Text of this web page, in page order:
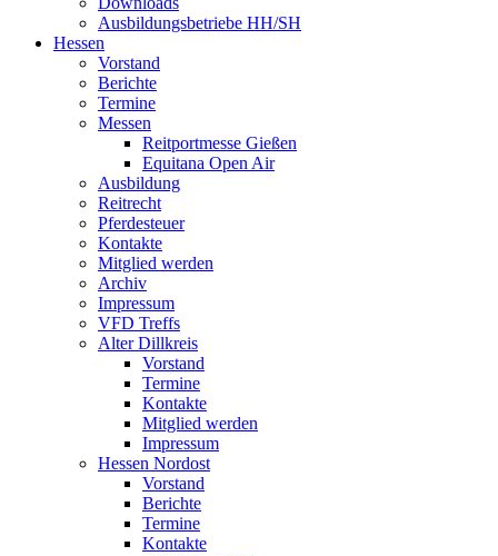
Ausbildungsbetriebe HH/SH
Hessen
Vorstand
Berichte
Termine
Messen
Reitportmesse Gießen
Equitana Open Air
Ausbildung
Reitrecht
Pferdesteuer
Kontakte
Mitglied werden
Archiv
Impressum
VFD Treffs
Alter Dillkreis
Vorstand
Termine
Kontakte
Mitglied werden
Impressum
Hessen Nordost
Vorstand
Berichte
Termine
Kontakte